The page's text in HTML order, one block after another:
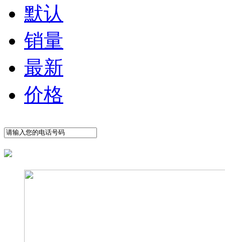
默认
销量
最新
价格